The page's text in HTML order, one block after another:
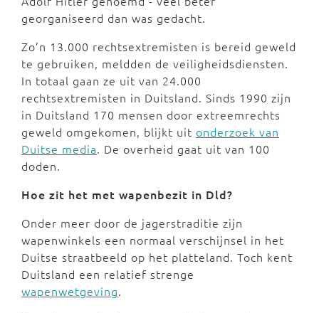
georganiseerd dan was gedacht.
Zo’n 13.000 rechtsextremisten is bereid geweld
te gebruiken, meldden de veiligheidsdiensten.
In totaal gaan ze uit van 24.000
rechtsextremisten in Duitsland. Sinds 1990 zijn
in Duitsland 170 mensen door extreemrechts
geweld omgekomen, blijkt uit onderzoek van
Duitse media. De overheid gaat uit van 100
doden.
Hoe zit het met wapenbezit in Dld?
Onder meer door de jagerstraditie zijn
wapenwinkels een normaal verschijnsel in het
Duitse straatbeeld op het platteland. Toch kent
Duitsland een relatief strenge
wapenwetgeving.